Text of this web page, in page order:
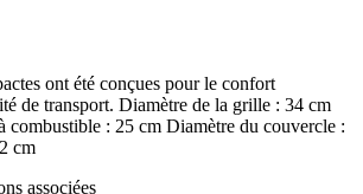
ont été conçues pour le confort
de transport. Diamètre de la grille : 34 cm
combustible : 25 cm Diamètre du couvercle :
cm
associées